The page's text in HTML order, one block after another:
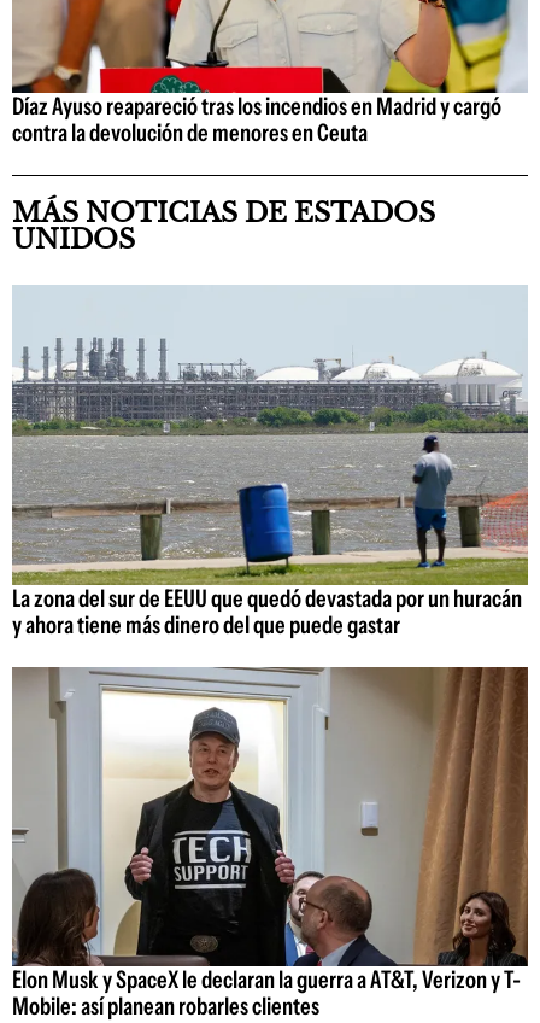
Díaz Ayuso reapareció tras los incendios en Madrid y cargó
contra la devolución de menores en Ceuta
MÁS NOTICIAS DE ESTADOS
UNIDOS
La zona del sur de EEUU que quedó devastada por un huracán
y ahora tiene más dinero del que puede gastar
Elon Musk y SpaceX le declaran la guerra a AT&T, Verizon y T-
Mobile: así planean robarles clientes